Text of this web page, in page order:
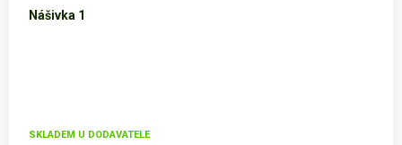
Nášivka 1
SKLADEM U DODAVATELE